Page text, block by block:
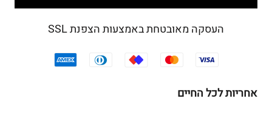
העסקה מאובטחת באמצעות הצפנת SSL
אחריות לכל החיים